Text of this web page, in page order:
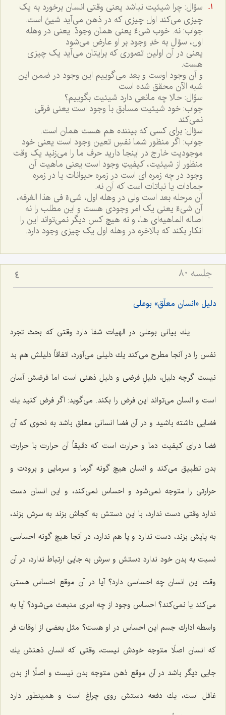
سؤال: چرا شيئيت نباشد يعنى وقتى انسان برخورد به يک
چيزى مى‌کند اول چيزى که در ذهن مى‌آيد شيئ است.
جواب: نه. خوب شى‌ءٌ يعنى همان وجودٌ. يعنى در وهله
اول، سؤال به حّدِ وجود بر او عارض مى‌شود
يعنى در آن اولين تصورى که برايتان مى‌آيد يک چيزى
هست.
و آن وجود اوست و بعد مى‌گوييم اين وجود در ضمن اين
شبه الآن محقق شده است
سؤال: حالا چه مانعى دارد شيئيت بگوييم؟
جواب: خود شيئيت مسابق با وجود است يعنى فرقى
نمى‌کند
سؤال: براى کسى که بيننده هم هست همان است.
جواب: اگر منظور شما نفسِ تعين وجود است يعنى خود
موجوديت خارج در اينجا داريد حرف ما را مى‌زنيد يک وقت
منظور از شيئيت، کيفيتِ وجود است يعنى ماهيت آن
وجود در چه زمره اى است در زمره حيوانات يا در زمره
جمادات يا نباتات است که آن نه.
آن مرحله بعد است ولى در وهله اول، شى‌ءٌ فى هذا الغرفه،
آن شى‌ءٌ يعنى يک امر وجودى هست و اين مطلب را نه
اصاله الماهيه‌اى ها، و نه هيچ کس ديگر نمى‌تواند اين را
انکار بکند که بالاخره در وهله اول يک چيزى وجود دارد.
جلسه ۸۰ 4
دلیل «انسان معلّق» بوعلى
یك بیانى بوعلى در الهیات شفا دارد وقتى كه بحث تجرد
نفس را در آنجا مطرح مى‌كند یك دلیلى مى‌آورد، اتفاقاً دلیلش هم بد
نیست گرچه دلیل، دلیلِ فرضى و دلیلِ ذهنى است اما فرضش آسان
است و انسان مى‌تواند این فرض را بكند. مى‌گوید: اگر فرض كنید یك
فضایى داشته باشید و در آن فضا انسانى معلق باشد به نحوى كه آن
فضا داراى كیفیت دما و حرارت است كه دقیقاً آن حرارت با حرارت
بدن تطبیق مى‌كند و انسان هیچ گونه گرما و سرمایى و برودت و
حرارتى را متوجه نمى‌شود و احساس نمى‌كند، و این انسان دست
ندارد وقتى دست ندارد، با این دستش به كجاش بزند به سرش بزند،
به پایش بزند، دست ندارد و پا هم ندارد، در آنجا هیچ گونه احساسى
نسبت به بدن خود ندارد دستش و سرش به جایى ارتباط ندارد، در آن
وقت این انسان چه احساسى دارد؟ آیا در آن موقع احساس هستى
مى‌كند یا نمى‌كند؟ احساس وجود از چه امرى منبعث مى‌شود؟ آیا به
واسطه ادارك جسم این احساس در او هست؟ مثل بعضى از اوقات فر
كه انسان اصلًا متوجه خودش نیست، وقتى كه انسان ذهنش یك
جایى دیگر باشد در آن موقع ذهن متوجه بدن نیست و اصلًا از بدن
غافل است، یك دفعه دستش روى چراغ است و همینطور دارد